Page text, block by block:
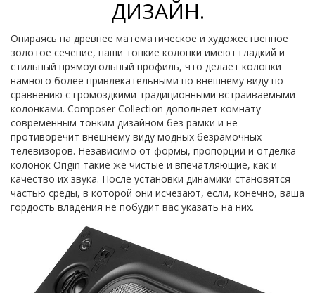
ДИЗАЙН.
Опираясь на древнее математическое и художественное
золотое сечение, наши тонкие колонки имеют гладкий и
стильный прямоугольный профиль, что делает колонки
намного более привлекательными по внешнему виду по
сравнению с громоздкими традиционными встраиваемыми
колонками. Composer Collection дополняет комнату
современным тонким дизайном без рамки и не
противоречит внешнему виду модных безрамочных
телевизоров. Независимо от формы, пропорции и отделка
колонок Origin такие же чистые и впечатляющие, как и
качество их звука. После установки динамики становятся
частью среды, в которой они исчезают, если, конечно, ваша
гордость владения не побудит вас указать на них.